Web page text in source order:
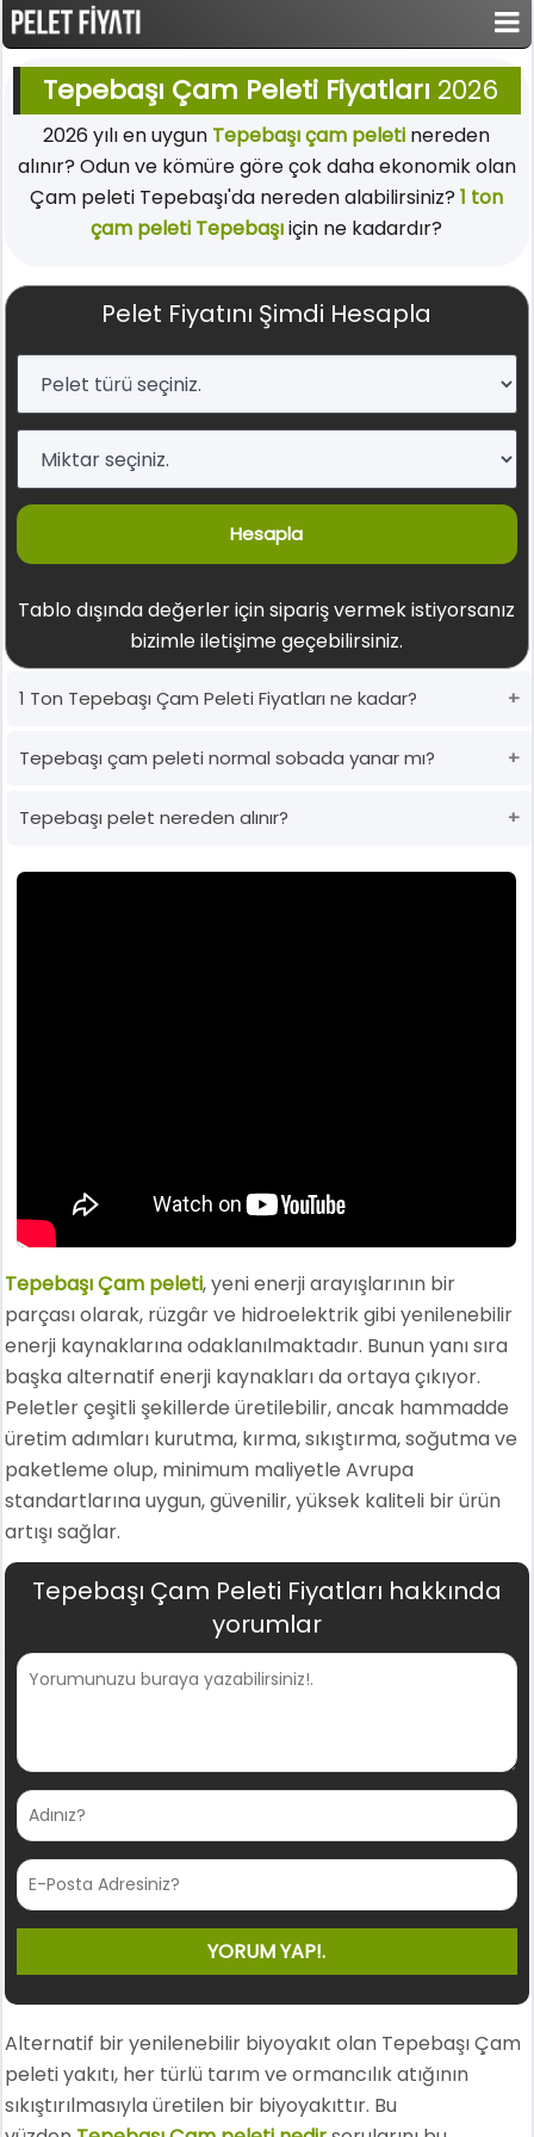
Tepebaşı Çam Peleti Fiyatları 2026
2026 yılı en uygun Tepebaşı çam peleti nereden
alınır? Odun ve kömüre göre çok daha ekonomik olan
Çam peleti Tepebaşı'da nereden alabilirsiniz?1 ton
çam peleti Tepebaşıiçin ne kadardır?
Pelet Fiyatını Şimdi Hesapla
Hesapla
Tablo dışında değerler için sipariş vermek istiyorsanız
bizimle iletişime geçebilirsiniz.
1 Ton Tepebaşı Çam Peleti Fiyatları ne kadar?
Tepebaşı çam peleti normal sobada yanar mı?
Tepebaşı pelet nereden alınır?
Tepebaşı Çam peleti, yeni enerji arayışlarının bir
parçası olarak, rüzgâr ve hidroelektrik gibi yenilenebilir
enerji kaynaklarına odaklanılmaktadır. Bunun yanı sıra
başka alternatif enerji kaynakları da ortaya çıkıyor.
Peletler çeşitli şekillerde üretilebilir, ancak hammadde
üretim adımları kurutma, kırma, sıkıştırma, soğutma ve
paketleme olup, minimum maliyetle Avrupa
standartlarına uygun, güvenilir, yüksek kaliteli bir ürün
artışı sağlar.
Tepebaşı Çam Peleti Fiyatları hakkında
yorumlar
Alternatif bir yenilenebilir biyoyakıt olan Tepebaşı Çam
peleti yakıtı, her türlü tarım ve ormancılık atığının
sıkıştırılmasıyla üretilen bir biyoyakıttır. Bu